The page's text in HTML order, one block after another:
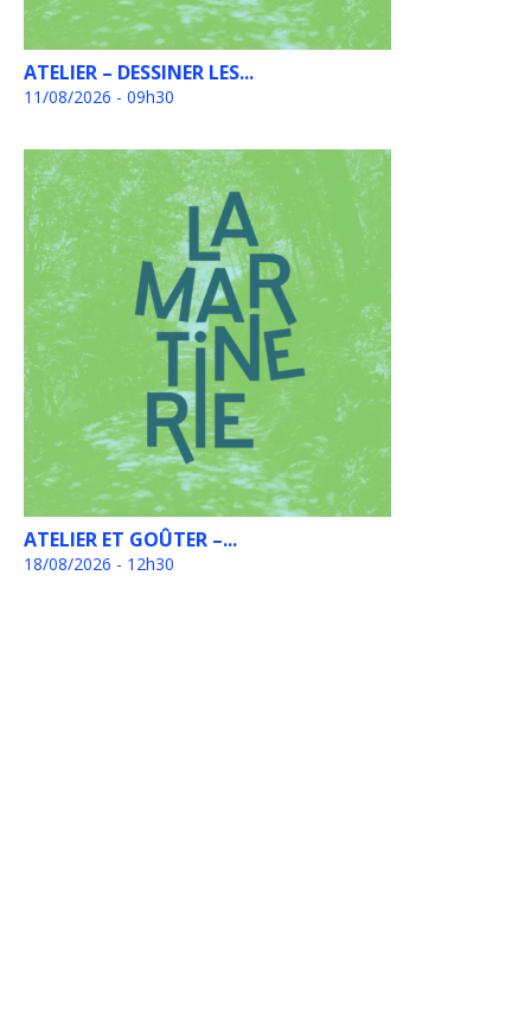
ATELIER – DESSINER LES...
11/08/2026 - 09h30
ATELIER ET GOÛTER –...
18/08/2026 - 12h30